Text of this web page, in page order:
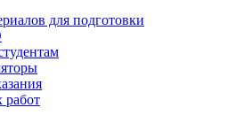
для подготовки
работ